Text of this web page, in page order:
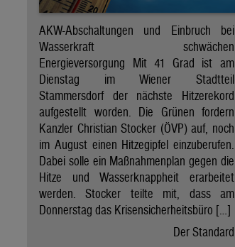
AKW-Abschaltungen und Einbruch bei
Wasserkraft schwächen
Energieversorgung Mit 41 Grad ist am
Dienstag im Wiener Stadtteil
Stammersdorf der nächste Hitzerekord
aufgestellt worden. Die Grünen fordern
Kanzler Christian Stocker (ÖVP) auf, noch
im August einen Hitzegipfel einzuberufen.
Dabei solle ein Maßnahmenplan gegen die
Hitze und Wasserknappheit erarbeitet
werden. Stocker teilte mit, dass am
Donnerstag das Krisensicherheitsbüro […]
Der Standard